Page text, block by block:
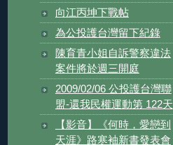
向江丙坤下戰帖
為公投護台灣留下紀錄
陳育青小姐自訴警察違法
案件將於週三開庭
2009/02/06 公投護台灣聯
盟-還我民權運動第 122天
【影音】《何時，愛戀到
天涯》路寒袖新書發表會